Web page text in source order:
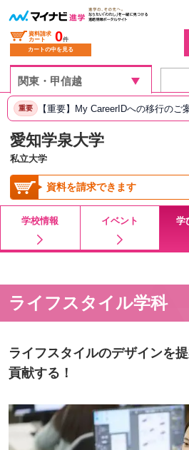
資料請求
カート
0件
カートの中を見る
重要 【重要】My CareerIDへの移行のご
愛知学泉大学
私立大学
資料を請求できます
学校情報 イベント 学
ライフスタイル学科
ライフスタイルのデザインを
貢献する！